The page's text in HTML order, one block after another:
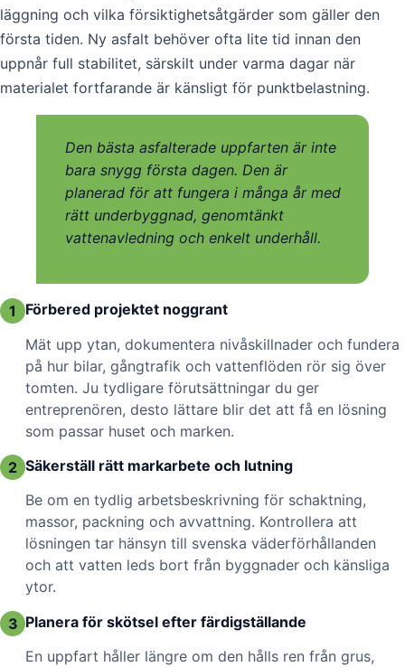
läggning och vilka försiktighetsåtgärder som gäller den
första tiden. Ny asfalt behöver ofta lite tid innan den
uppnår full stabilitet, särskilt under varma dagar när
materialet fortfarande är känsligt för punktbelastning.
Den bästa asfalterade uppfarten är inte
bara snygg första dagen. Den är
planerad för att fungera i många år med
rätt underbyggnad, genomtänkt
vattenavledning och enkelt underhåll.
1
Förbered projektet noggrant
Mät upp ytan, dokumentera nivåskillnader och fundera
på hur bilar, gångtrafik och vattenflöden rör sig över
tomten. Ju tydligare förutsättningar du ger
entreprenören, desto lättare blir det att få en lösning
som passar huset och marken.
2 Säkerställ rätt markarbete och lutning
Be om en tydlig arbetsbeskrivning för schaktning,
massor, packning och avvattning. Kontrollera att
lösningen tar hänsyn till svenska väderförhållanden
och att vatten leds bort från byggnader och känsliga
ytor.
3 Planera för skötsel efter färdigställande
En uppfart håller längre om den hålls ren från grus,